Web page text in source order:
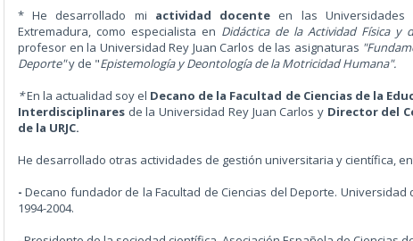
* He desarrollado mi actividad docente en las
Extremadura, como especialista en Didáctica de la Actividad Física y
profesor en la Universidad Rey Juan Carlos de las asignaturas
Deporte"y de "Epistemología y Deontología de la Motricidad Humana".
*En la actualidad soy el Decano de la Facultad de Ciencias de la
Interdisciplinaresde la Universidad Rey Juan Carlos y Directordel
de la URJC.
He desarrollado otras actividades de gestión universitaria y científica,
-Decano fundador de la Facultad de Ciencias del Deporte. Universidad
1994-2004.